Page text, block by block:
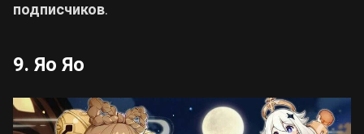
подписчиков.
9. Яо Яо